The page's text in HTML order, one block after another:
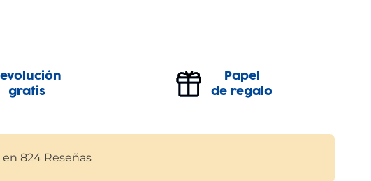
gratis
Papel
de regalo
en 824 Reseñas